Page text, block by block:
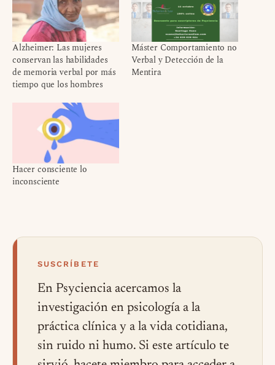
Alzheimer: Las mujeres
conservan las habilidades
de memoria verbal por más
tiempo que los hombres
Máster Comportamiento no
Verbal y Detección de la
Mentira
Hacer consciente lo
inconsciente
SUSCRÍBETE
En Psyciencia acercamos la
investigación en psicología a la
práctica clínica y a la vida cotidiana,
sin ruido ni humo. Si este artículo te